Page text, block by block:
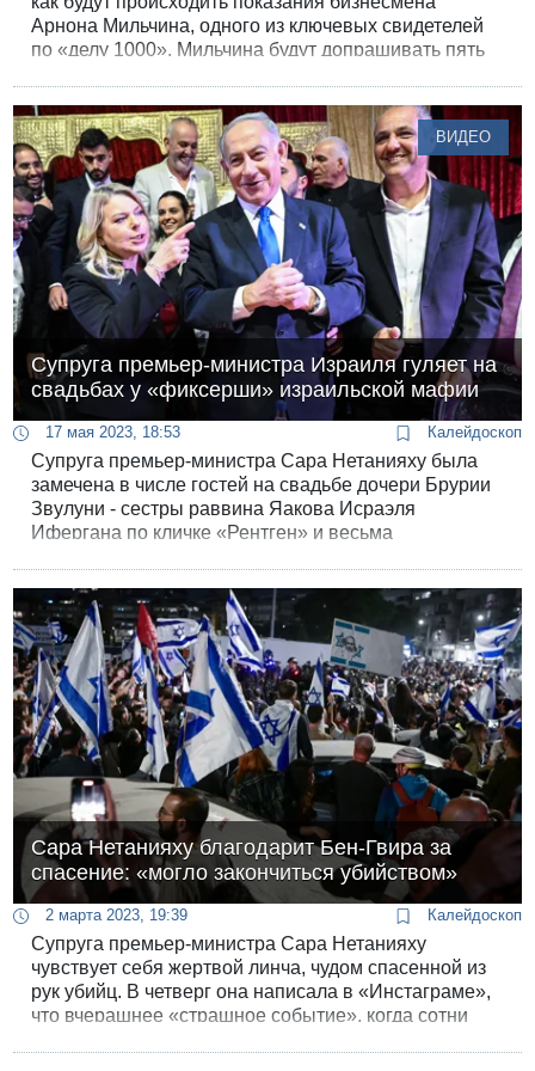
Арнона Мильчина, одного из ключевых свидетелей
по «делу 1000». Мильчина будут допрашивать пять
вести перекрестный допрос свидетеля очно, в
Лондоне, им оплатят поездку за государственный
счет. С адвокатами в Лондон полетит и Сара
Нетанияху.
ВИДЕО
Супруга премьер-министра Израиля гуляет на
свадьбах у «фиксерши» израильской мафии
17 мая 2023, 18:53 Калейдоскоп
Супруга премьер-министра Сара Нетанияху была
замечена в числе гостей на свадьбе дочери Брурии
Звулуни - сестры раввина Яакова Исраэля
Ифергана по кличке «Рентген» и весьма
Брурии.
Сара Нетанияху благодарит Бен-Гвира за
спасение: «могло закончиться убийством»
2 марта 2023, 19:39 Калейдоскоп
Супруга премьер-министра Сара Нетанияху
чувствует себя жертвой линча, чудом спасенной из
рук убийц. В четверг она написала в «Инстаграме»,
что вчерашнее «страшное событие», когда сотни